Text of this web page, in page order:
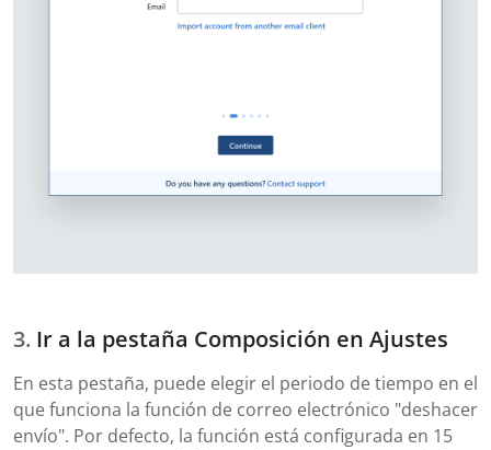
Ir a la pestaña Composición en Ajustes
En esta pestaña, puede elegir el periodo de tiempo en el
que funciona la función de correo electrónico "deshacer
envío". Por defecto, la función está configurada en 15